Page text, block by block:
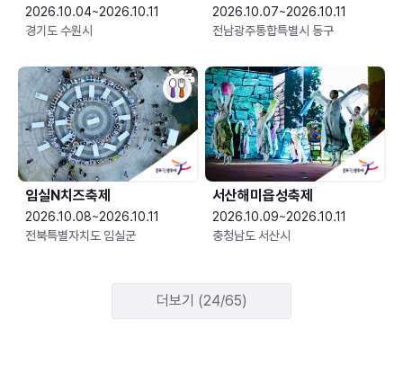
2026.10.04~2026.10.11
경기도 수원시
2026.10.07~2026.10.11
전남광주통합특별시 동구
임실N치즈축제
2026.10.08~2026.10.11
전북특별자치도 임실군
서산해미읍성축제
2026.10.09~2026.10.11
충청남도 서산시
더보기 (24/65)